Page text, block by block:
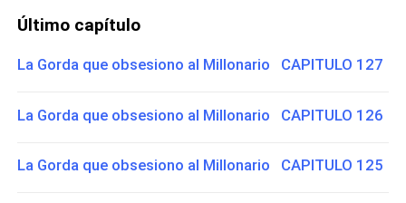
Último capítulo
La Gorda que obsesiono al Millonario CAPITULO 127
La Gorda que obsesiono al Millonario CAPITULO 126
La Gorda que obsesiono al Millonario CAPITULO 125